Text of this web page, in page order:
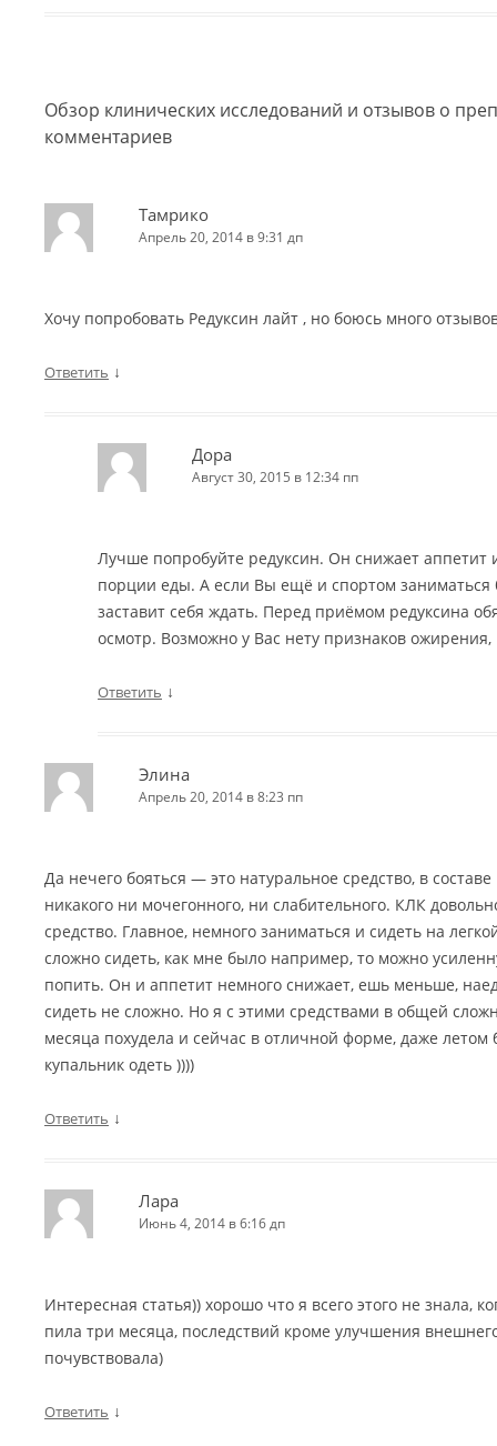
Обзор клинических исследований и отзывов о
комментариев
Тамрико
Апрель 20, 2014 в 9:31 дп
Хочу попробовать Редуксин лайт , но боюсь много
Ответить ↓
Дора
Август 30, 2015 в 12:34 пп
Лучше попробуйте редуксин. Он снижает аппетит
порции еды. А если Вы ещё и спортом заниматься
заставит себя ждать. Перед приёмом редуксина
осмотр. Возможно у Вас нету признаков
Ответить ↓
Элина
Апрель 20, 2014 в 8:23 пп
Да нечего бояться — это натуральное средство, в
никакого ни мочегонного, ни слабительного. КЛК
средство. Главное, немного заниматься и сидеть на
сложно сидеть, как мне было например, то можно
попить. Он и аппетит немного снижает, ешь меньше,
сидеть не сложно. Но я с этими средствами в общей
месяца похудела и сейчас в отличной форме, даже летом
купальник одеть ))))
Ответить ↓
Лара
Июнь 4, 2014 в 6:16 дп
Интересная статья)) хорошо что я всего этого не знала,
пила три месяца, последствий кроме улучшения
почувствовала)
Ответить ↓